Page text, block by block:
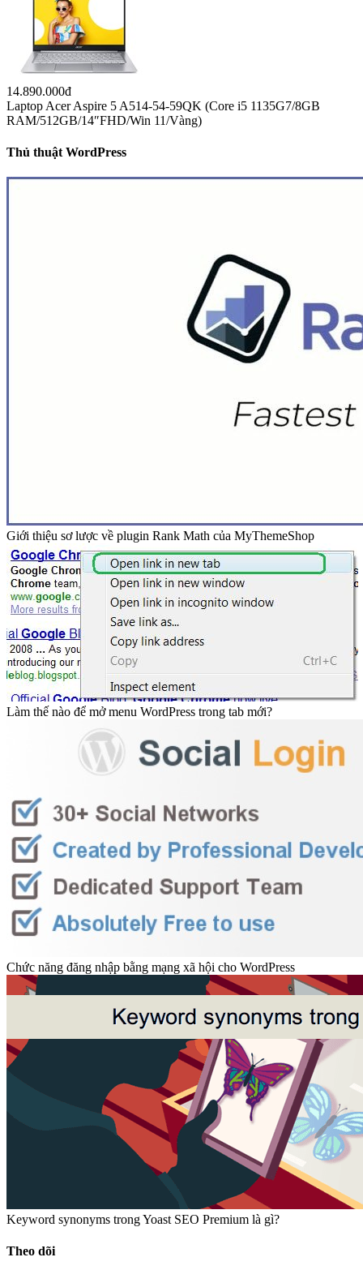
14.890.000đ
Laptop Acer Aspire 5 A514-54-59QK (Core i5 1135G7/8GB
RAM/512GB/14″FHD/Win 11/Vàng)
Thủ thuật WordPress
Giới thiệu sơ lược về plugin Rank Math của MyThemeShop
Làm thế nào để mở menu WordPress trong tab mới?
Chức năng đăng nhập bằng mạng xã hội cho WordPress
Keyword synonyms trong Yoast SEO Premium là gì?
Theo dõi